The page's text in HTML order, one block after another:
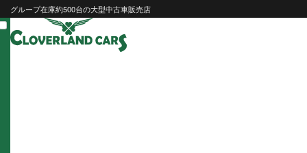
Skip
to
content
グループ在庫約500台の大型中古車販売店